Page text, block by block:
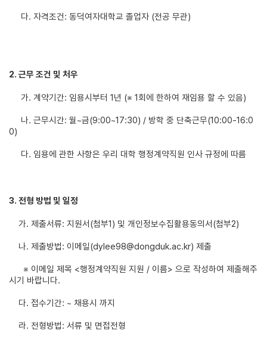
다. 자격조건: 동덕여자대학교 졸업자 (전공 무관)
2. 근무 조건 및 처우
가. 계약기간: 임용시부터 1년 (※ 1회에 한하여 재임용 할 수 있음)
나. 근무시간: 월~금(9:00~17:30) / 방학 중 단축근무(10:00-16:0
0)
다. 임용에 관한 사항은 우리 대학 행정계약직원 인사 규정에 따름
3. 전형 방법 및 일정
가. 제출서류: 지원서(첨부1) 및 개인정보수집활용동의서(첨부2)
나. 제출방법: 이메일(dylee98@dongduk.ac.kr) 제출
※ 이메일 제목 <행정계약직원 지원 / 이름> 으로 작성하여 제출해주
시기 바랍니다.
다. 접수기간: ~ 채용시 까지
라. 전형방법: 서류 및 면접전형